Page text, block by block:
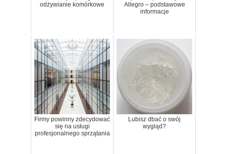
odżywianie komórkowe
Allegro – podstawowe
informacje
Firmy powinny zdecydować
się na usługi
profesjonalnego sprzątania
Lubisz dbać o swój
wygląd?